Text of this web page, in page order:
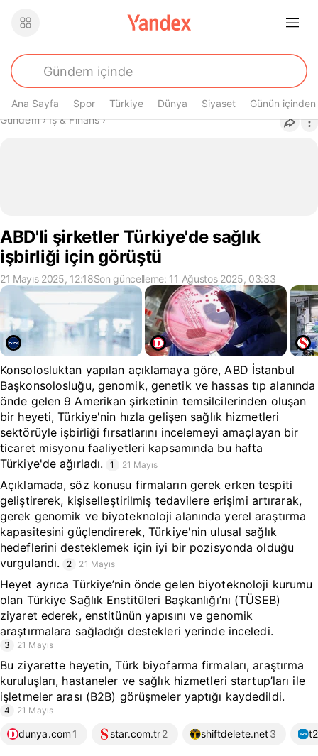
Ana Sayfa Spor Türkiye Dünya Siyaset Günün içinden
Buradasın
Gündem› İş & Finans›
ABD'li şirketler Türkiye'de sağlık
işbirliği için görüştü
21 Mayıs 2025, 12:18Son güncelleme: 11 Ağustos 2025, 03:33
Konsolosluktan yapılan açıklamaya göre, ABD İstanbul
Başkonsolosluğu, genomik, genetik ve hassas tıp alanında
önde gelen 9 Amerikan şirketinin temsilcilerinden oluşan
bir heyeti, Türkiye'nin hızla gelişen sağlık hizmetleri
sektörüyle işbirliği fırsatlarını incelemeyi amaçlayan bir
ticaret misyonu faaliyetleri kapsamında bu hafta
Türkiye'de ağırladı.
1 21 Mayıs
Açıklamada, söz konusu firmaların gerek erken tespiti
geliştirerek, kişiselleştirilmiş tedavilere erişimi artırarak,
gerek genomik ve biyoteknoloji alanında yerel araştırma
kapasitesini güçlendirerek, Türkiye'nin ulusal sağlık
hedeflerini desteklemek için iyi bir pozisyonda olduğu
vurgulandı.
2 21 Mayıs
Heyet ayrıca Türkiye’nin önde gelen biyoteknoloji kurumu
olan Türkiye Sağlık Enstitüleri Başkanlığı’nı (TÜSEB)
ziyaret ederek, enstitünün yapısını ve genomik
araştırmalara sağladığı destekleri yerinde inceledi.
3 21 Mayıs
Bu ziyarette heyetin, Türk biyofarma firmaları, araştırma
kuruluşları, hastaneler ve sağlık hizmetleri startup’ları ile
işletmeler arası (B2B) görüşmeler yaptığı kaydedildi.
4 21 Mayıs
dunya.com 1 star.com.tr2 shiftdelete.net3